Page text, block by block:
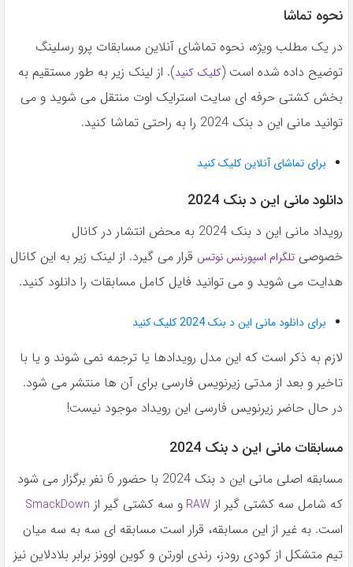
نحوه تماشا
در یک مطلب ویژه، نحوه تماشای آنلاین مسابقات پرو رسلینگ
توضیح داده شده است (کلیک کنید). از لینک زیر به طور مستقیم به
بخش کشتی حرفه ای سایت استرایک اوت منتقل می شوید و می
توانید مانی این د بنک 2024 را به راحتی تماشا کنید.
برای تماشای آنلاین کلیک کنید
دانلود مانی این د بنک 2024
رویداد مانی این د بنک 2024 به محض انتشار در کانال
خصوصی تلگرام اسپورنس نوتس قرار می گیرد. از لینک زیر به این کانال
هدایت می شوید و می توانید فایل کامل مسابقات را دانلود کنید.
برای دانلود مانی این د بنک 2024 کلیک کنید
لازم به ذكر است كه اين مدل رویدادها يا ترجمه نمى شوند و يا با
تاخير و بعد از مدتى زيرنويس فارسى براى آن ها منتشر مى شود.
در حال حاضر زيرنويس فارسى این رویداد موجود نيست!
مسابقات مانی این د بنک 2024
مسابقه اصلی مانی این د بنک 2024 با حضور 6 نفر برگزار می شود
که شامل سه کشتی گیر از RAW و سه کشتی گیر از SmackDown
است. به غیر از این مسابقه، قرار است مسابقه ای سه به سه میان
تیم متشکل از کودی رودز، رندی اورتن و کوین اوونز برابر بلادلاین نیز